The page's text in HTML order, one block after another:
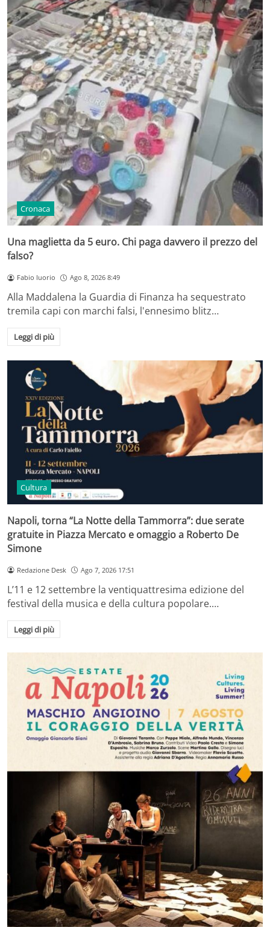
Cronaca
Una maglietta da 5 euro. Chi paga davvero il prezzo del
falso?
Fabio Iuorio Ago 8, 2026 8:49
Alla Maddalena la Guardia di Finanza ha sequestrato
tremila capi con marchi falsi, l'ennesimo blitz…
Leggi di più
Cultura
Napoli, torna “La Notte della Tammorra”: due serate
gratuite in Piazza Mercato e omaggio a Roberto De
Simone
Redazione Desk Ago 7, 2026 17:51
L’11 e 12 settembre la ventiquattresima edizione del
festival della musica e della cultura popolare.…
Leggi di più